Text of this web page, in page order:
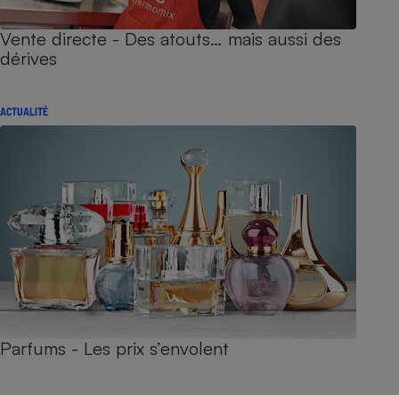
Vente directe - Des atouts… mais aussi des
dérives
ACTUALITÉ
Parfums - Les prix s’envolent